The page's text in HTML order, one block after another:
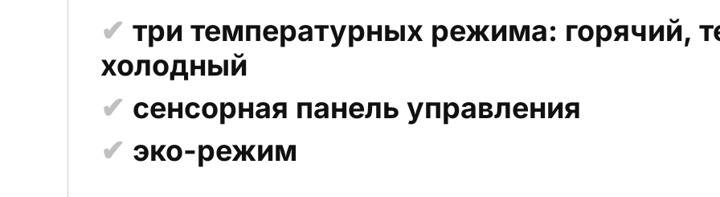
три температурных режима: горячий,
холодный
сенсорная панель управления
эко-режим